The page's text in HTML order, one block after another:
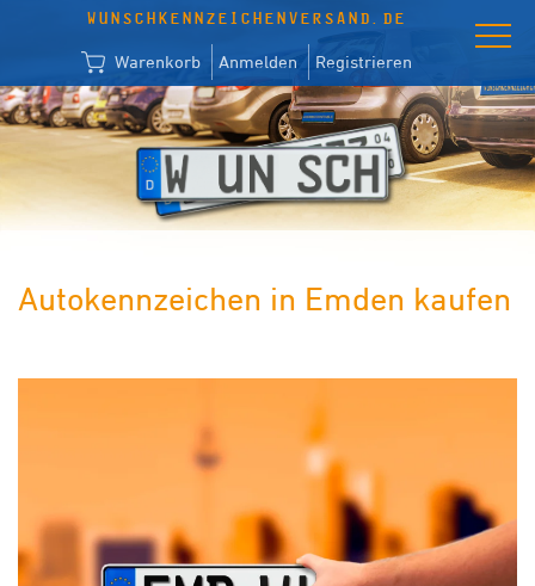
WUNSCHKENNZEICHENVERSAND.DE
Warenkorb Anmelden Registrieren
Autokennzeichen in Emden kaufen